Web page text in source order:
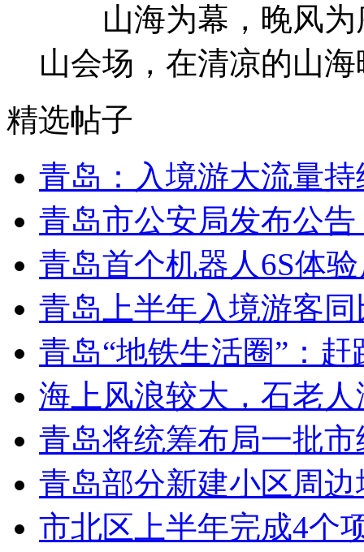
山海为幕，晚风为
山会场，在清凉的山
精选帖子
青岛：入境游大流量
青岛市公安局发布公
青岛首个机器人6S体
青岛上半年入境游客同
青岛“地铁生活圈”：赶
海上风浪较大，石老
青岛将统筹布局一批市
青岛部分新建小区周
市北区上半年完成4个